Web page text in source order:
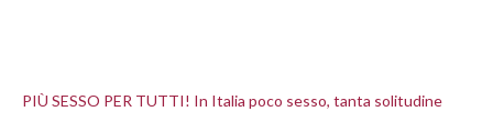
PIÙ SESSO PER TUTTI! In Italia poco sesso, tanta solitudine